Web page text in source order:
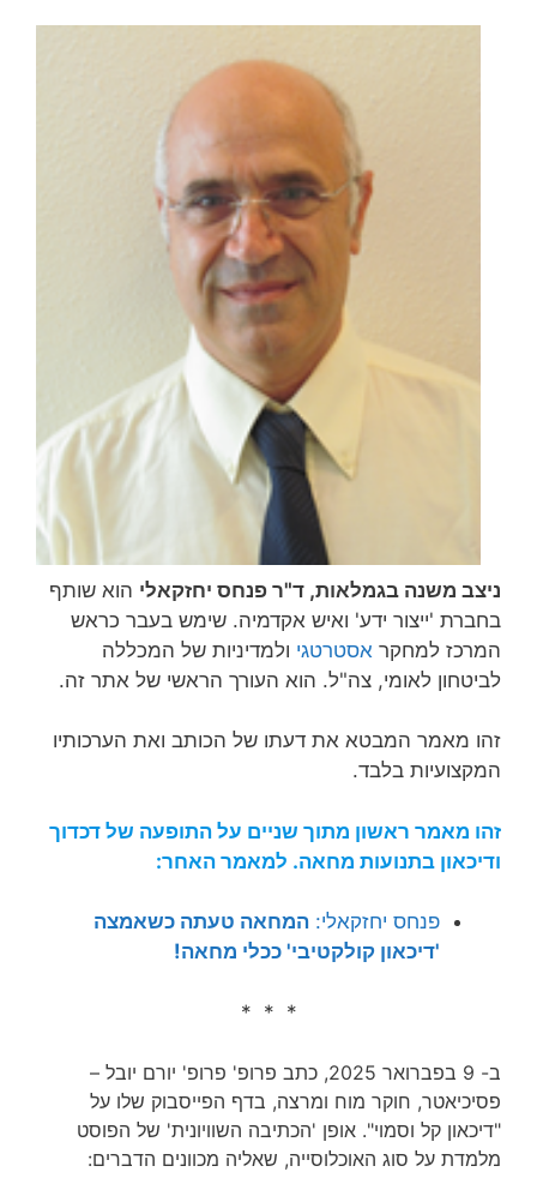
ניצב משנה בגמלאות, ד"ר פנחס יחזקאלי הוא שותף
בחברת 'ייצור ידע' ואיש אקדמיה. שימש בעבר כראש
המרכז למחקר אסטרטגי ולמדיניות של המכללה
לביטחון לאומי, צה"ל. הוא העורך הראשי של אתר זה.
זהו מאמר המבטא את דעתו של הכותב ואת הערכותיו
המקצועיות בלבד.
זהו מאמר ראשון מתוך שניים על התופעה של דכדוך
ודיכאון בתנועות מחאה. למאמר האחר:
פנחס יחזקאלי: המחאה טעתה כשאמצה
'דיכאון קולקטיבי' ככלי מחאה!
* * *
ב- 9 בפברואר 2025, כתב פרופ' פרופ' יורם יובל –
פסיכיאטר, חוקר מוח ומרצה, בדף הפייסבוק שלו על
"דיכאון קל וסמוי". אופן 'הכתיבה השוויונית' של הפוסט
מלמדת על סוג האוכלוסייה, שאליה מכוונים הדברים: